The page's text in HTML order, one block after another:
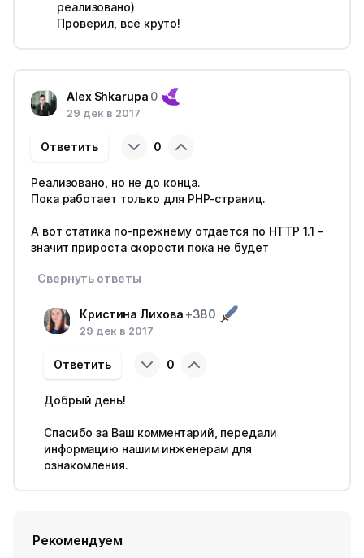
реализовано)
Проверил, всё круто!
Alex Shkarupa 0
29 дек в 2017
0
Ответить
Реализовано, но не до конца.
Пока работает только для PHP-страниц.
А вот статика по-прежнему отдается по HTTP 1.1 -
значит прироста скорости пока не будет
Свернуть ответы
Кристина Лихова +380
29 дек в 2017
0
Ответить
Добрый день!
Спасибо за Ваш комментарий, передали
информацию нашим инженерам для
ознакомления.
Рекомендуем